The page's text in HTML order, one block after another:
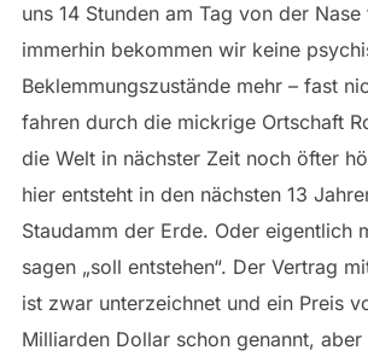
uns 14 Stunden am Tag von der
immerhin bekommen wir keine
Beklemmungszustände mehr – fast
fahren durch die mickrige Ortschaft
die Welt in nächster Zeit noch öfter
hier entsteht in den nächsten 13
Staudamm der Erde. Oder eigentlich
sagen „soll entstehen“. Der Vertrag
ist zwar unterzeichnet und ein Preis
Milliarden Dollar schon genannt,